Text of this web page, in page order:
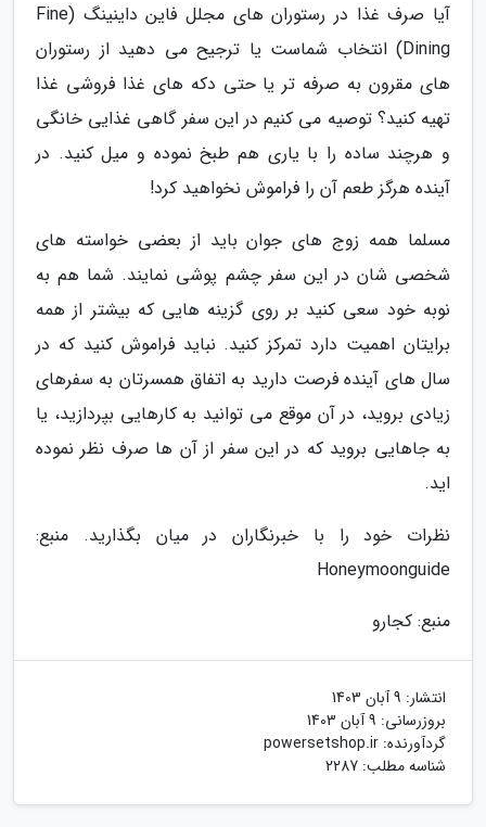
آیا صرف غذا در رستوران های مجلل فاین داینینگ (Fine
Dining) انتخاب شماست یا ترجیح می دهید از رستوران
های مقرون به صرفه تر یا حتی دکه های غذا فروشی غذا
تهیه کنید؟ توصیه می کنیم در این سفر گاهی غذایی خانگی
و هرچند ساده را با یاری هم طبخ نموده و میل کنید. در
آینده هرگز طعم آن را فراموش نخواهید کرد!
مسلما همه زوج های جوان باید از بعضی خواسته های
شخصی شان در این سفر چشم پوشی نمایند. شما هم به
نوبه خود سعی کنید بر روی گزینه هایی که بیشتر از همه
برایتان اهمیت دارد تمرکز کنید. نباید فراموش کنید که در
سال های آینده فرصت دارید به اتفاق همسرتان به سفرهای
زیادی بروید، در آن موقع می توانید به کارهایی بپردازید، یا
به جاهایی بروید که در این سفر از آن ها صرف نظر نموده
اید.
نظرات خود را با خبرنگاران در میان بگذارید. منبع:
Honeymoonguide
منبع: کجارو
انتشار: 9 آبان 1403
بروزرسانی: 9 آبان 1403
گردآورنده: powersetshop.ir
شناسه مطلب: 2287